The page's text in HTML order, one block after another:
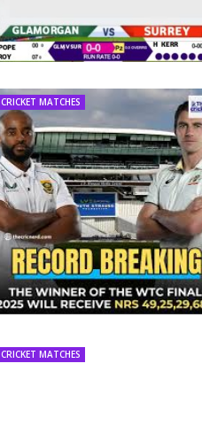
CRICKET MATCHES
CRICKET MATCHES